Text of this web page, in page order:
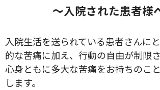
～入院された患者様
入院生活を送られている患者さんに
的な苦痛に加え、行動の自由が制限さ
心身ともに多大な苦痛をお持ちのこ
します。